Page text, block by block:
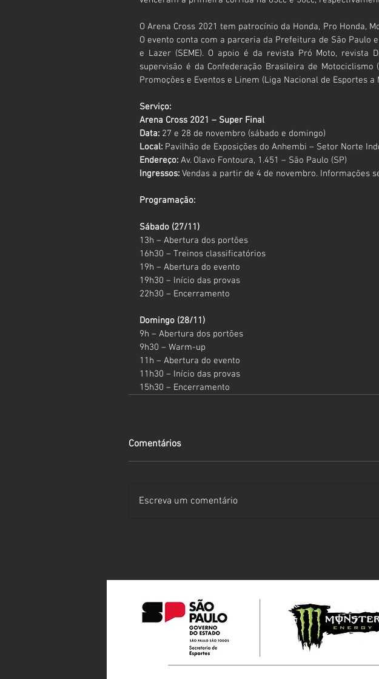
O Arena Cross 2021 tem patrocínio da Honda, Pro Honda,
O evento conta com a parceria da Prefeitura de São Paulo
e Lazer (SEME). O apoio é da revista Pró Moto, revista
supervisão é da Confederação Brasileira de Motociclismo
Promoções e Eventos e Linem (Liga Nacional de Esportes a
Serviço:
Arena Cross 2021 – Super Final
Data: 27 e 28 de novembro (sábado e domingo)
Local: Pavilhão de Exposições do Anhembi – Setor Norte
Endereço: Av. Olavo Fontoura, 1.451 – São Paulo (SP)
Ingressos: Vendas a partir de 4 de novembro. Informações
Programação:
Sábado (27/11)
13h – Abertura dos portões
16h30 – Treinos classificatórios
19h – Abertura do evento
19h30 – Início das provas
22h30 – Encerramento
Domingo (28/11)
9h – Abertura dos portões
9h30 – Warm-up
11h – Abertura do evento
11h30 – Início das provas
15h30 – Encerramento
Comentários
Escreva um comentário